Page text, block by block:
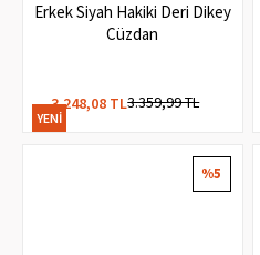
Erkek Siyah Hakiki Deri Dikey
Cüzdan
3.248,08 TL3.359,99 TL
YENI
%5